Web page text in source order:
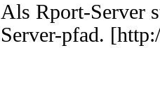
Als Rport-Server
Server-pfad.